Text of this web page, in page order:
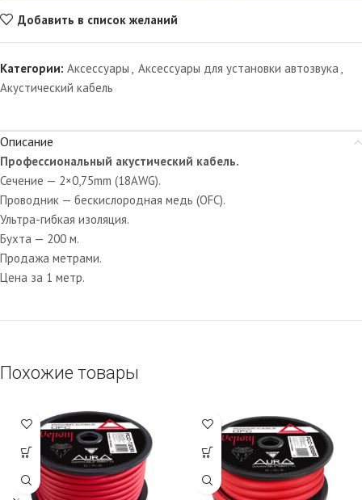
Добавить в список желаний
Категории: Аксессуары , Аксессуары для установки автозвука ,
Акустический кабель
Описание
Профессиональный акустический кабель.
Сечение — 2×0,75mm (18AWG).
Проводник — бескислородная медь (OFC).
Ультра-гибкая изоляция.
Бухта — 200 м.
Продажа метрами.
Цена за 1 метр.
Похожие товары